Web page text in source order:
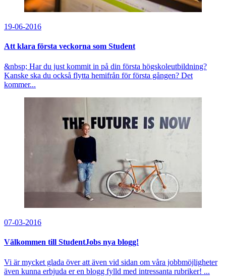
19-06-2016
Att klara första veckorna som Student
&nbsp; Har du just kommit in på din första högskoleutbildning?
Kanske ska du också flytta hemifrån för första gången? Det
kommer...
07-03-2016
Välkommen till StudentJobs nya blogg!
Vi är mycket glada över att även vid sidan om våra jobbmöjligheter
även kunna erbjuda er en blogg fylld med intressanta rubriker! ...